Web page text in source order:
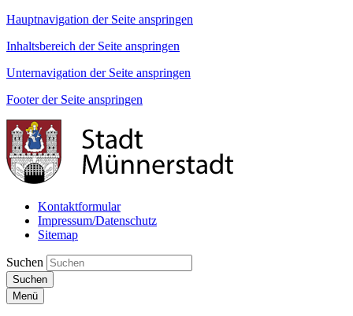
Hauptnavigation der Seite anspringen
Inhaltsbereich der Seite anspringen
Unternavigation der Seite anspringen
Footer der Seite anspringen
Kontaktformular
Impressum/Datenschutz
Sitemap
Suchen
Suchen
Menü